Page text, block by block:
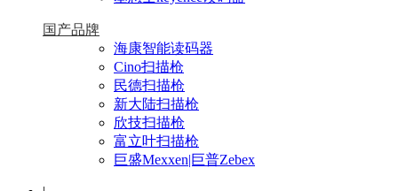
国产品牌
海康智能读码器
Cino扫描枪
民德扫描枪
新大陆扫描枪
欣技扫描枪
富立叶扫描枪
巨盛Mexxen|巨普Zebex